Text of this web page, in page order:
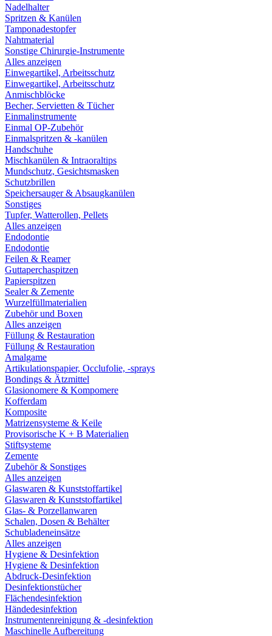
Nadelhalter
Spritzen & Kanülen
Tamponadestopfer
Nahtmaterial
Sonstige Chirurgie-Instrumente
Alles anzeigen
Einwegartikel, Arbeitsschutz
Einwegartikel, Arbeitsschutz
Anmischblöcke
Becher, Servietten & Tücher
Einmalinstrumente
Einmal OP-Zubehör
Einmalspritzen & -kanülen
Handschuhe
Mischkanülen & Intraoraltips
Mundschutz, Gesichtsmasken
Schutzbrillen
Speichersauger & Absaugkanülen
Sonstiges
Tupfer, Watterollen, Pellets
Alles anzeigen
Endodontie
Endodontie
Feilen & Reamer
Guttaperchaspitzen
Papierspitzen
Sealer & Zemente
Wurzelfüllmaterialien
Zubehör und Boxen
Alles anzeigen
Füllung & Restauration
Füllung & Restauration
Amalgame
Artikulationspapier, Occlufolie, -sprays
Bondings & Ätzmittel
Glasionomere & Kompomere
Kofferdam
Komposite
Matrizensysteme & Keile
Provisorische K + B Materialien
Stiftsysteme
Zemente
Zubehör & Sonstiges
Alles anzeigen
Glaswaren & Kunststoffartikel
Glaswaren & Kunststoffartikel
Glas- & Porzellanwaren
Schalen, Dosen & Behälter
Schubladeneinsätze
Alles anzeigen
Hygiene & Desinfektion
Hygiene & Desinfektion
Abdruck-Desinfektion
Desinfektionstücher
Flächendesinfektion
Händedesinfektion
Instrumentenreinigung & -desinfektion
Maschinelle Aufbereitung